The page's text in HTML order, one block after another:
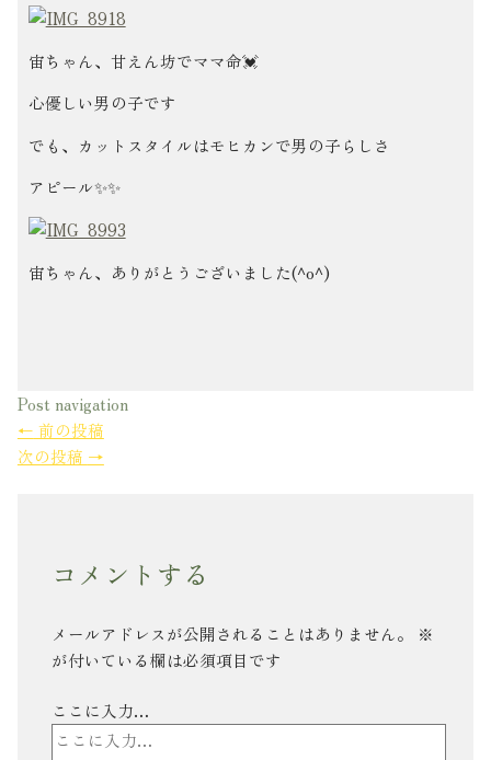
宙ちゃん、甘えん坊でママ命💓
心優しい男の子です
でも、カットスタイルはモヒカンで男の子らしさ
アピール✨✨
宙ちゃん、ありがとうございました(^o^)
Post navigation
← 前の投稿
次の投稿 →
コメントする
メールアドレスが公開されることはありません。
※
が付いている欄は必須項目です
ここに入力…